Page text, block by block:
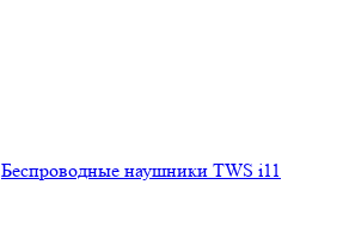
Беспроводные наушники TWS i11